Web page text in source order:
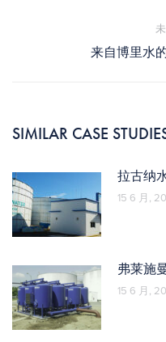
来自博里水
SIMILAR CASE
拉古纳
15 6 月,
弗莱施
15 6 月,